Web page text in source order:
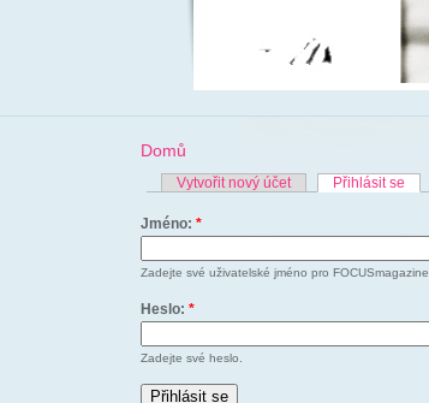
Domů
Vytvořit nový účet Přihlásit se
Jméno: *
Zadejte své uživatelské jméno pro FOCUSmagazine.
Heslo: *
Zadejte své heslo.